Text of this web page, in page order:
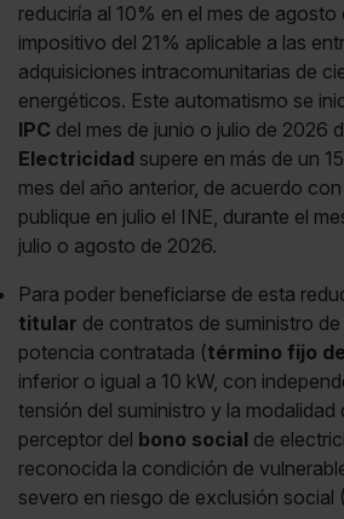
reduciría al 10% en el mes de
impositivo del 21% aplicable a las
adquisiciones intracomunitarias de
energéticos. Este automatismo se
IPC del mes de junio o julio de 2026
Electricidad supere en más de un
mes del año anterior, de acuerdo
publique en julio el INE, durante el
julio o agosto de 2026.
Para poder beneficiarse de esta
titular de contratos de suministro
potencia contratada (término fijo
inferior o igual a 10 kW, con
tensión del suministro y la
perceptor del bono social de
reconocida la condición de
severo en riesgo de exclusión social